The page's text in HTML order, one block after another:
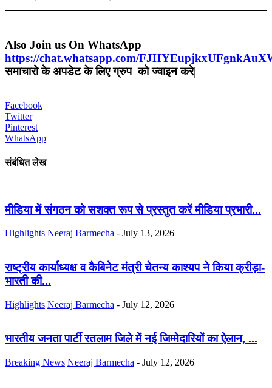
Also Join us On WhatsApp
https://chat.whatsapp.com/
समाचारो के अपडेट के लिए ग्रुप को ज्वाइन करे|
Facebook
Twitter
Pinterest
WhatsApp
संबंधित लेख
मीडिया में संगठन को सशक्त रूप से प्रस्तुत करें मीडिया प्रभारी...
Highlights Neeraj Barmecha - July 13, 2026
राष्ट्रीय कार्याध्यक्ष व कैबिनेट मंत्री चेतन्य काश्यप ने किया क्रीड़ा-
भारती की...
Highlights Neeraj Barmecha - July 12, 2026
भारतीय जनता पार्टी रतलाम जिले में नई जिम्मेदारियों का ऐलान, ...
Breaking News Neeraj Barmecha - July 12, 2026